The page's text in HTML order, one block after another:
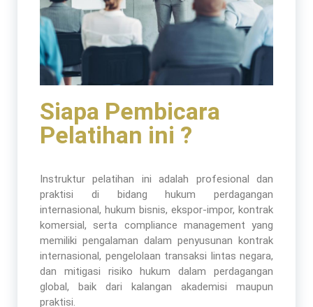
Siapa Pembicara
Pelatihan ini ?
Instruktur pelatihan ini adalah profesional dan
praktisi di bidang hukum perdagangan
internasional, hukum bisnis, ekspor-impor, kontrak
komersial, serta compliance management yang
memiliki pengalaman dalam penyusunan kontrak
internasional, pengelolaan transaksi lintas negara,
dan mitigasi risiko hukum dalam perdagangan
global, baik dari kalangan akademisi maupun
praktisi.